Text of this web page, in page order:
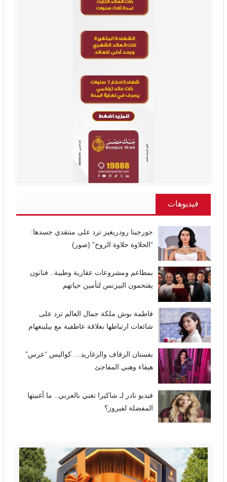
فيديوهات
جورجينا رودريغيز ترد على منتقدي جسدها:
“الحلاوة حلاوة الروح” (صور)
بمطاعم ومشروعات عقارية وطبية.. فنانون
يقتحمون البيزنس لتأمين حياتهم
فاطمة بوش ملكة جمال العالم ترد على
شائعات ارتباطها بعلاقة عاطفية مع بيلينغهام
بفستان الزفاف والزغاريد… كواليس “عرس”
هيفاء وهبي المفاجئ
فيديو نادر لـ شاكيرا تغني بالعربي.. ما أغنيتها
المفضلة لفيروز؟